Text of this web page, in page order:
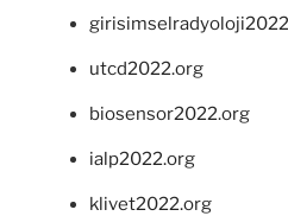
utcd2022.org
biosensor2022.org
ialp2022.org
klivet2022.org